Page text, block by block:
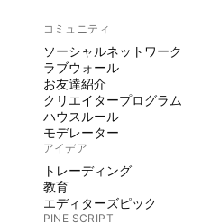
コミュニティ
ソーシャルネットワーク
ラブウォール
お友達紹介
クリエイタープログラム
ハウスルール
モデレーター
アイデア
トレーディング
教育
エディターズピック
PINE SCRIPT